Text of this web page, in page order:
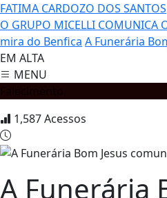
FATIMA CARDOZO DOS SANTOS
O GRUPO MICELLI COMUNICA
mira do Benfica A Funerária
EM ALTA
MENU
1,587Acessos
A Funerária